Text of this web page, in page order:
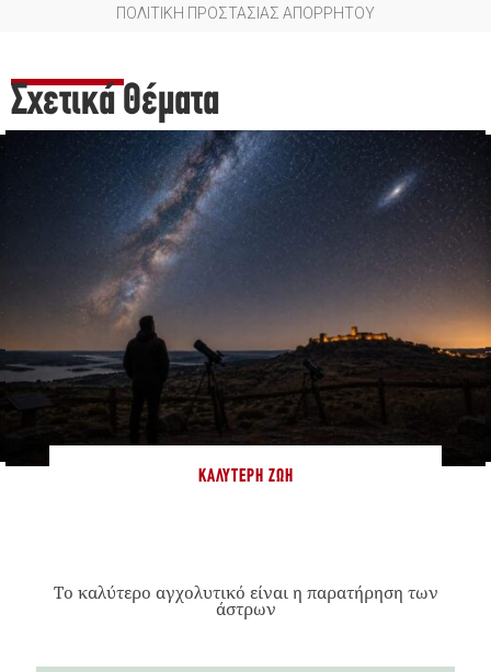
ΠΟΛΙΤΙΚΗ ΠΡΟΣΤΑΣΙΑΣ ΑΠΟΡΡΗΤΟΥ
Σχετικά Θέματα
ΚΑΛΎΤΕΡΗ ΖΩΉ
Το καλύτερο αγχολυτικό είναι η παρατήρηση των
άστρων